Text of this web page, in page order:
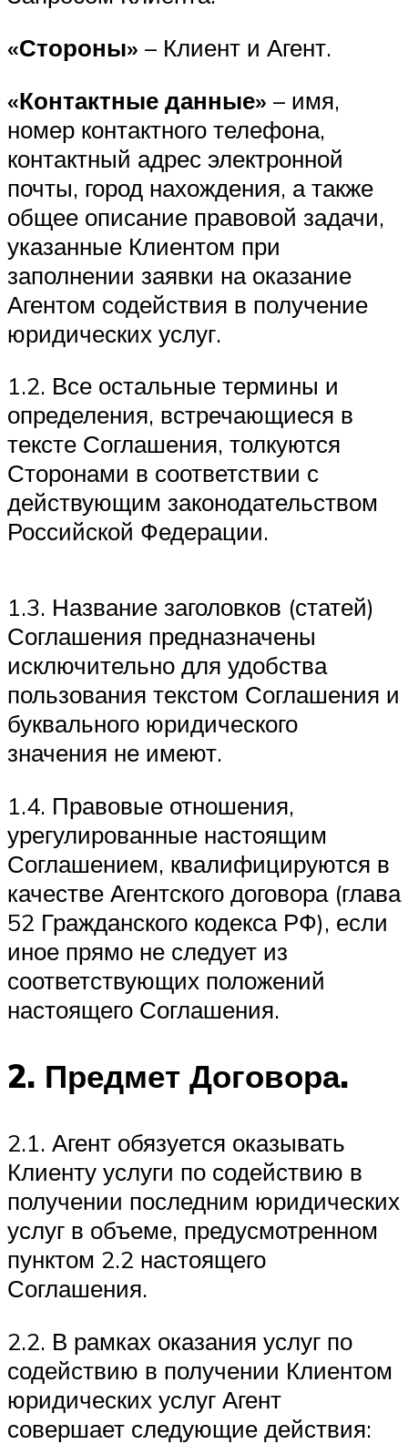
«Стороны» – Клиент и Агент.
«Контактные данные» – имя,
номер контактного телефона,
контактный адрес электронной
почты, город нахождения, а также
общее описание правовой задачи,
указанные Клиентом при
заполнении заявки на оказание
Агентом содействия в получение
юридических услуг.
1.2. Все остальные термины и
определения, встречающиеся в
тексте Соглашения, толкуются
Сторонами в соответствии с
действующим законодательством
Российской Федерации.
1.3. Название заголовков (статей)
Соглашения предназначены
исключительно для удобства
пользования текстом Соглашения и
буквального юридического
значения не имеют.
1.4. Правовые отношения,
урегулированные настоящим
Соглашением, квалифицируются в
качестве Агентского договора (глава
52 Гражданского кодекса РФ), если
иное прямо не следует из
соответствующих положений
настоящего Соглашения.
2. Предмет Договора.
2.1. Агент обязуется оказывать
Клиенту услуги по содействию в
получении последним юридических
услуг в объеме, предусмотренном
пунктом 2.2 настоящего
Соглашения.
2.2. В рамках оказания услуг по
содействию в получении Клиентом
юридических услуг Агент
совершает следующие действия: